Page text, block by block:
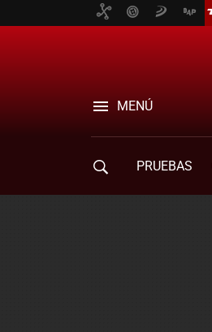
MENÚ
PRUEBAS